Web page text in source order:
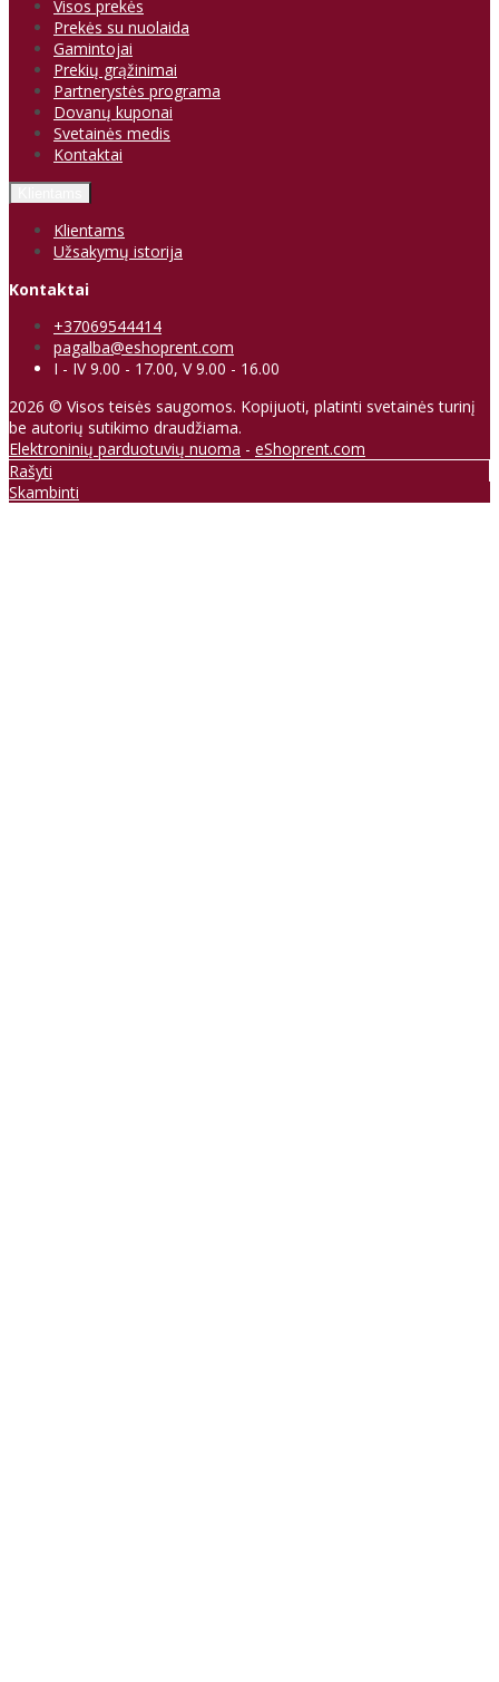
Visos prekės
Prekės su nuolaida
Gamintojai
Prekių grąžinimai
Partnerystės programa
Dovanų kuponai
Svetainės medis
Kontaktai
Klientams
Užsakymų istorija
Kontaktai
+37069544414
pagalba@eshoprent.com
I - IV 9.00 - 17.00, V 9.00 - 16.00
2026 © Visos teisės saugomos. Kopijuoti, platinti svetainės turinį
be autorių sutikimo draudžiama.
Elektroninių parduotuvių nuoma - eShoprent.com
Rašyti
Skambinti